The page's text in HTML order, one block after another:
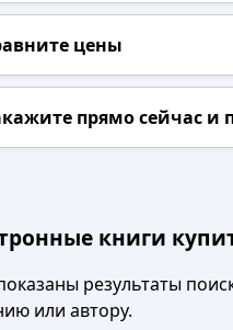
цены
прямо сейчаси
книги
результаты
или автору.